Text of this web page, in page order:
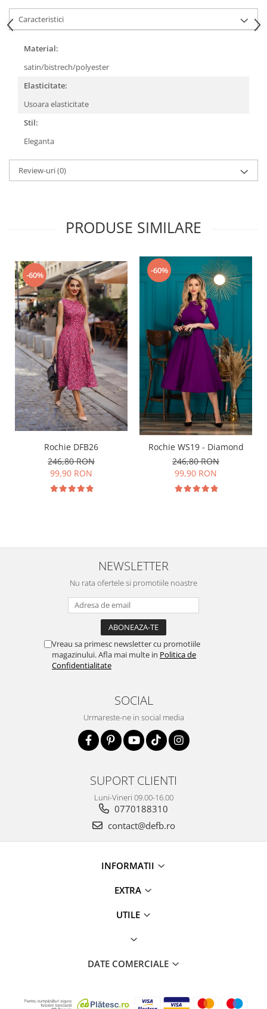
Caracteristici
Material:
satin/bistrech/polyester
Elasticitate:
Usoara elasticitate
Stil:
Eleganta
Review-uri(0)
PRODUSE SIMILARE
-60%
Rochie DFB26
246,80 RON
99,90 RON
-60%
Rochie WS19 - Diamond
246,80 RON
99,90 RON
NEWSLETTER
Nu rata ofertele si promotiile noastre
Vreau sa primesc newsletter cu promotiile
magazinului. Afla mai multe in Politica de
Confidentialitate
SOCIAL
Urmareste-ne in social media
SUPORT CLIENTI
Luni-Vineri 09.00-16.00
0770188310
contact@defb.ro
INFORMATII
EXTRA
UTILE
DATE COMERCIALE